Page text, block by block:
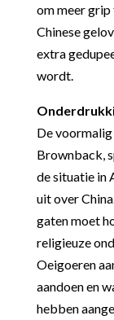
om meer grip
Chinese
extra
wordt.
De voormalig
Brownback,
de situatie in
uit over
gaten moet
religieuze
Oeigoeren
aandoen en
hebben